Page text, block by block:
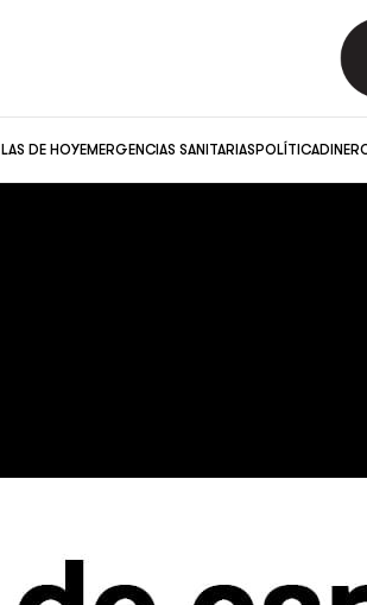
LAS DE HOYEMERGENCIAS SANITARIASPOLÍTICA